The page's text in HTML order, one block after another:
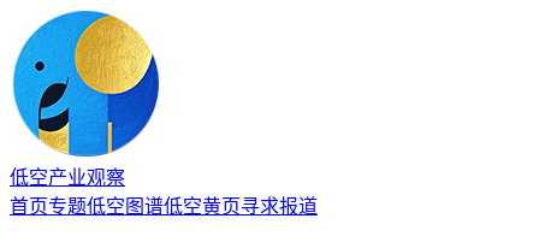
低空产业观察
首页专题低空图谱低空黄页寻求报道